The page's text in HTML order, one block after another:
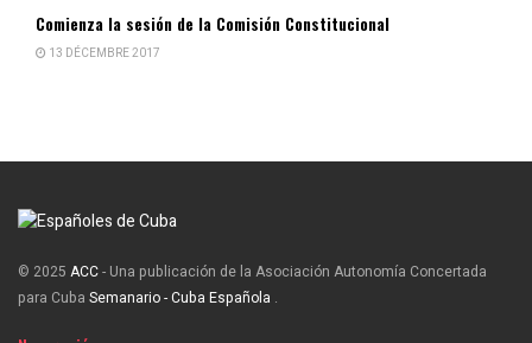
Comienza la sesión de la Comisión Constitucional
13 DÉCEMBRE 2017
© 2025 ACC- Una publicación de la Asociación Autonomía Concertada
para Cuba Semanario - Cuba Española .